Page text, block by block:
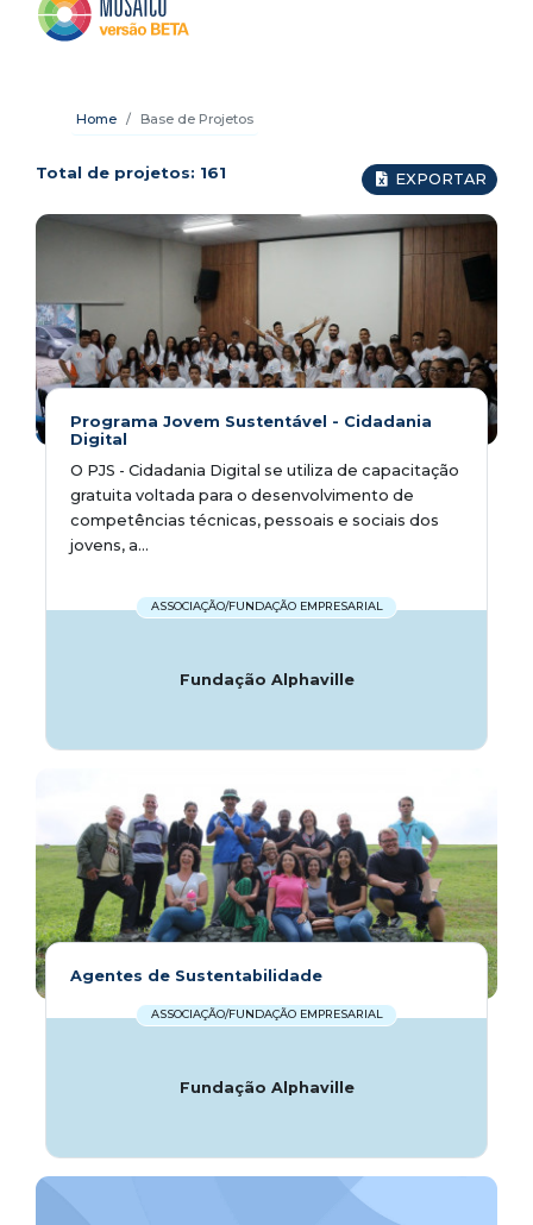
Home Base de Projetos
Total de projetos: 161 EXPORTAR
Programa Jovem Sustentável - Cidadania
Digital
O PJS - Cidadania Digital se utiliza de capacitação
gratuita voltada para o desenvolvimento de
competências técnicas, pessoais e sociais dos
jovens, a...
ASSOCIAÇÃO/FUNDAÇÃO EMPRESARIAL
Fundação Alphaville
Agentes de Sustentabilidade
ASSOCIAÇÃO/FUNDAÇÃO EMPRESARIAL
Fundação Alphaville